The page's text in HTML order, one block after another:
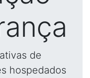
de
hospedados